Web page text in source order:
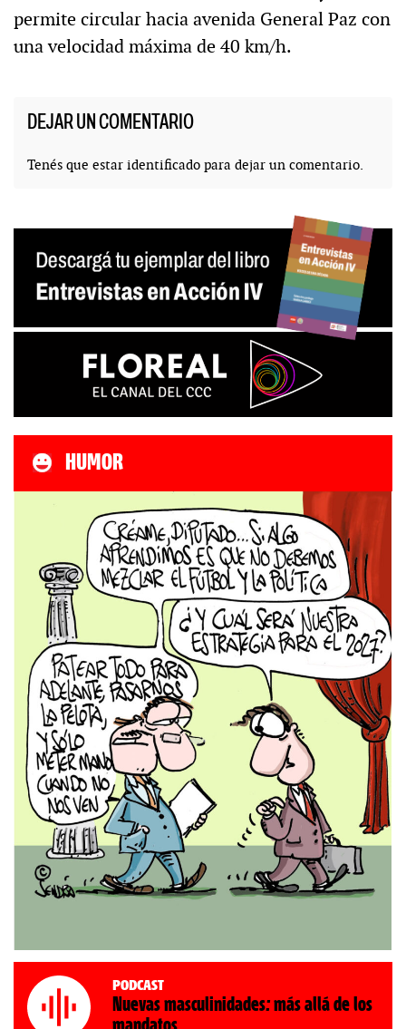
permite circular hacia avenida General Paz con
una velocidad máxima de 40 km/h.
DEJAR UN COMENTARIO
Tenés que estar identificado para dejar un comentario.
HUMOR
Podcast
Nuevas masculinidades: más allá de los